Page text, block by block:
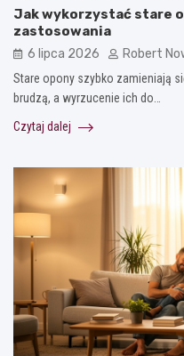
Jak wykorzystać stare
zastosowania
6 lipca 2026 Robert
Stare opony szybko zamieniają
brudzą, a wyrzucenie ich do…
Czytaj dalej